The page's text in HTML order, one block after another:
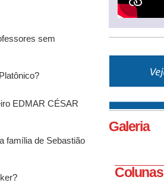
sem
EDMAR CÉSAR
família de Sebastião
Galeria
Colunas